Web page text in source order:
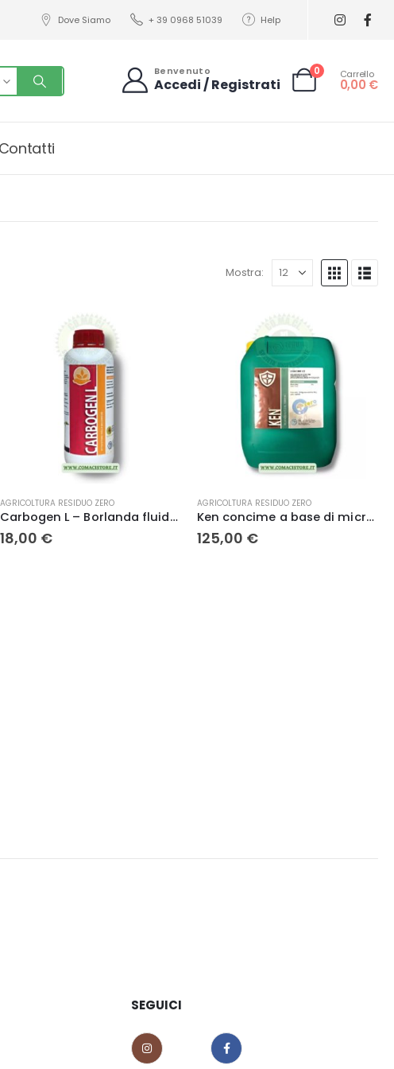
Dove Siamo + 39 0968 51039 Help
Benvenuto
Accedi / Registrati
0 Carrello
0,00 €
Mostra:
AGRICOLTURA RESIDUO ZERO
Carbogen L – Borlanda fluida lt. 1 – Lg italia
18,00 €
AGRICOLTURA RESIDUO ZERO
Ken concime a base di microelementi zinco kg 20 – Lg italia
125,00 €
SEGUICI